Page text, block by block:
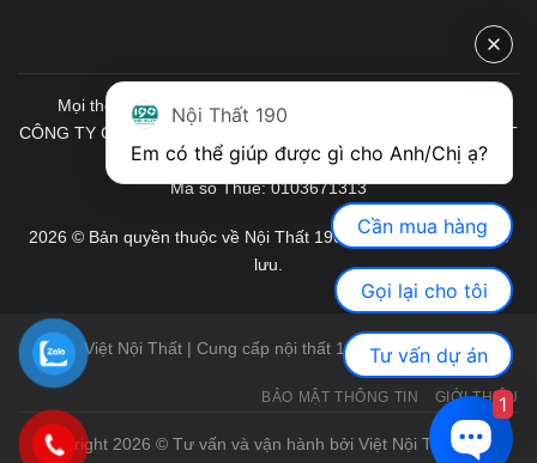
Mọi thông tin quý khách hàng vui lòng liên hệ chúng tôi:
CÔNG TY CỔ PHẦN ĐẦU TƯ THƯƠNG MẠI VÀ SẢN XUẤT VIỆT
NỘI THẤT
Mã số Thuế: 0103671313
2026 © Bản quyền thuộc về Nội Thất 190. Mọi quyền được bảo
lưu.
Việt Nội Thất | Cung cấp nội thất 190 chính hãng
BẢO MẬT THÔNG TIN GIỚI THIỆU
Copyright 2026 © Tư vấn và vận hành bởi Việt Nội Thất |Bàn
Nội Thất 190
Cần mua hàng
Gọi lại cho tôi
Tư vấn dự án
1